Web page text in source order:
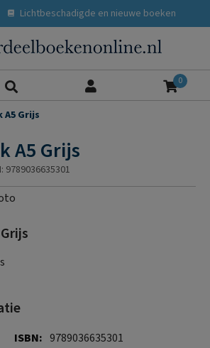
Lichtbeschadigde en nieuwe boeken
0
A5 Grijs
A5 Grijs
9789036635301
9789036635301